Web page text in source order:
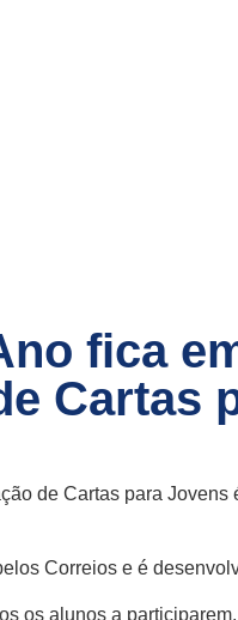
fica
Cartas
de Cartas para
Correios e é
os alunos a